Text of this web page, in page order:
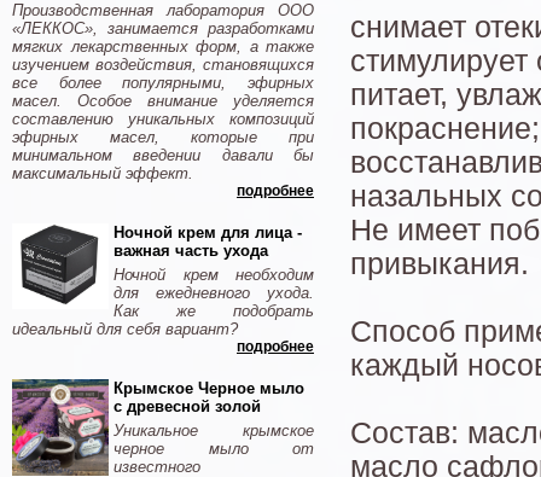
Производственная лаборатория ООО
«ЛЕККОС», занимается разработками
мягких лекарственных форм, а также
изучением воздействия, становящихся
все более популярными, эфирных
масел. Особое внимание уделяется
составлению уникальных композиций
эфирных масел, которые при
минимальном введении давали бы
максимальный эффект.
подробнее
Ночной крем для лица -
важная часть ухода
Ночной крем необходим
для ежедневного ухода.
Как же подобрать
идеальный для себя вариант?
подробнее
Крымское Черное мыло
с древесной золой
Уникальное крымское
черное мыло от
известного
снимает
питает,
покраснение;
назальных
Не имеет
привыкания.
Способ
каждый
Состав:
масло